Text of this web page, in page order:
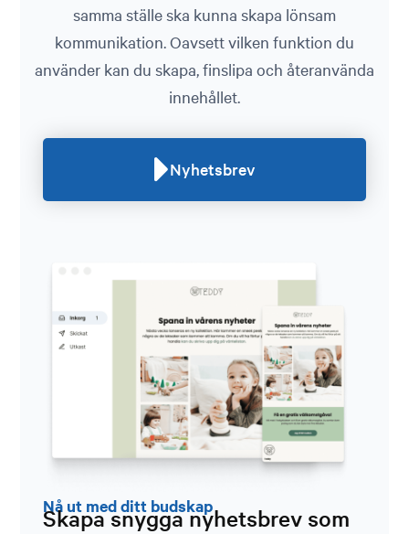
samma ställe ska kunna skapa lönsam
kommunikation. Oavsett vilken funktion du
använder kan du skapa, finslipa och återanvända
innehållet.
Nyhetsbrev
Nå ut med ditt budskap
Skapa snygga nyhetsbrev som